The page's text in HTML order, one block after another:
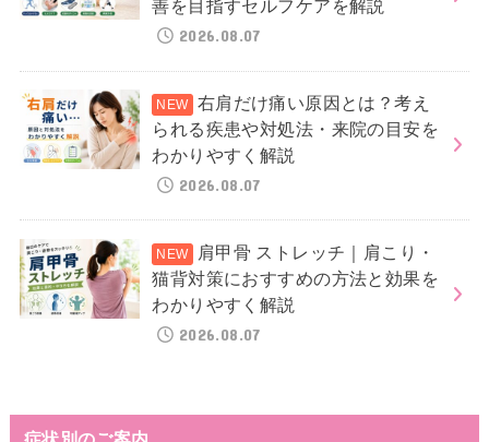
善を目指すセルフケアを解説
2026.08.07
右肩だけ痛い原因とは？考え
られる疾患や対処法・来院の目安を
わかりやすく解説
2026.08.07
肩甲骨 ストレッチ｜肩こり・
猫背対策におすすめの方法と効果を
わかりやすく解説
2026.08.07